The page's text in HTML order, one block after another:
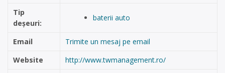
Tip
deșeuri:
baterii auto
Email
Trimite un mesaj pe email
Website
http://www.twmanagement.ro/